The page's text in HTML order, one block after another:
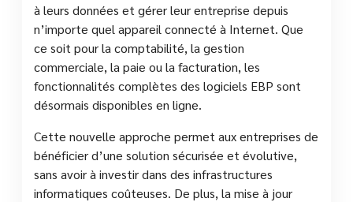
à leurs données et gérer leur entreprise depuis
n’importe quel appareil connecté à Internet. Que
ce soit pour la comptabilité, la gestion
commerciale, la paie ou la facturation, les
fonctionnalités complètes des logiciels EBP sont
désormais disponibles en ligne.
Cette nouvelle approche permet aux entreprises de
bénéficier d’une solution sécurisée et évolutive,
sans avoir à investir dans des infrastructures
informatiques coûteuses. De plus, la mise à jour